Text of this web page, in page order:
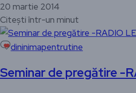
20 martie 2014
Citești într-un minut
dininimapentrutine
Seminar de pregătire -